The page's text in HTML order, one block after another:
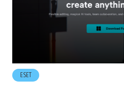
ESET